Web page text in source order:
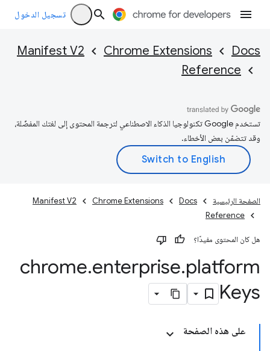
تسجيل الدخول
Docs
Chrome Extensions
Manifest V2
Reference
تستخدم Google تكنولوجيا الذكاء الاصطناعي لترجمة المحتوى إلى لغتك المفضّلة،
وقد تتضمّن بعض الأخطاء.
الصفحة الرئيسية Docs
Chrome Extensions
Manifest V2
Reference
هل كان المحتوى مفيدًا؟
chrome.enterprise.platform
Keys
على هذه الصفحة